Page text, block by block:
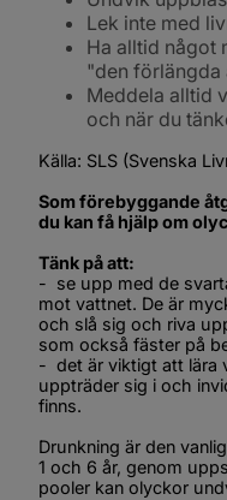
Lek inte med
Ha alltid något
"den förlängda
Meddela alltid
och när du
Källa: SLS (Svenska
Som förebyggande
du kan få hjälp om
Tänk på att:
-  se upp med de
mot vattnet. De är
och slå sig och riva
som också fäster på
-  det är viktigt att lära
uppträder sig i och
finns.
Drunkning är den
1 och 6 år, genom
pooler kan olyckor